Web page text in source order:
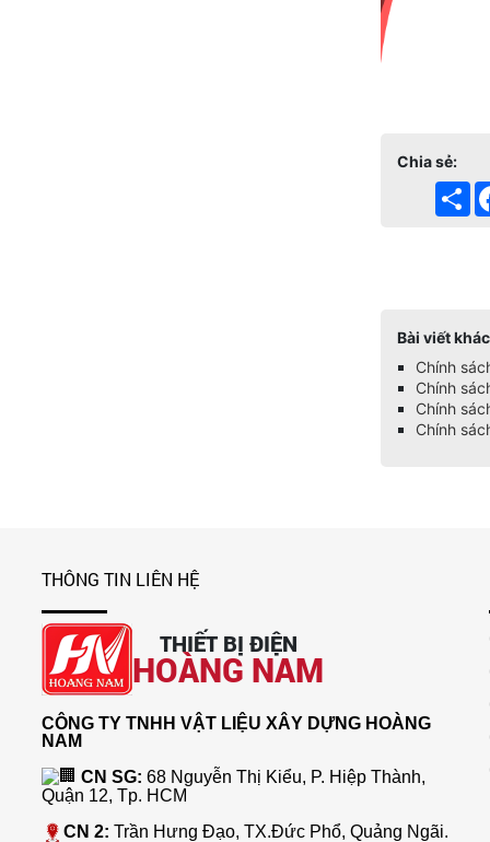
Chia sẻ:
Bài viết
Chính
Chính
Chính
Chính
THÔNG TIN LIÊN HỆ
THIẾT BỊ ĐIỆN
HOÀNG NAM
CÔNG TY TNHH VẬT LIỆU XÂY DỰNG HOÀNG
NAM
CN SG: 68 Nguyễn Thị Kiểu, P. Hiệp Thành,
Quận 12, Tp. HCM
CN 2: Trần Hưng Đạo, TX.Đức Phổ, Quảng Ngãi.